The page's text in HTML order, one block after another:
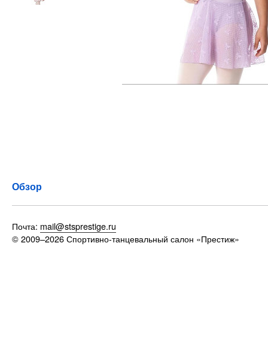
Обзор
Почта: mail@stsprestige.ru
© 2009–2026Спортивно-танцевальный салон «Престиж»